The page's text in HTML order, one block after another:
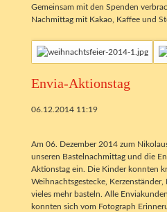
Gemeinsam mit den Spenden
Nachmittag mit Kakao, Kaffee und
Envia-Aktionstag
06.12.2014 11:19
Am 06. Dezember 2014 zum
unseren Bastelnachmittag und die
Aktionstag ein. Die Kinder konnten
Weihnachtsgestecke,
vieles mehr basteln. Alle
konnten sich vom Fotograph